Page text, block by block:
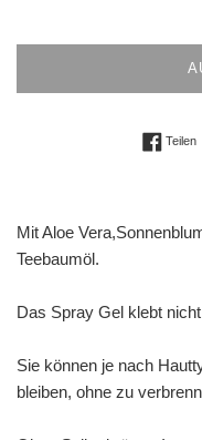
Teilen
Mit Aloe
Teebaumöl.
Das Spray Gel klebt
Sie können je nach
bleiben, ohne zu